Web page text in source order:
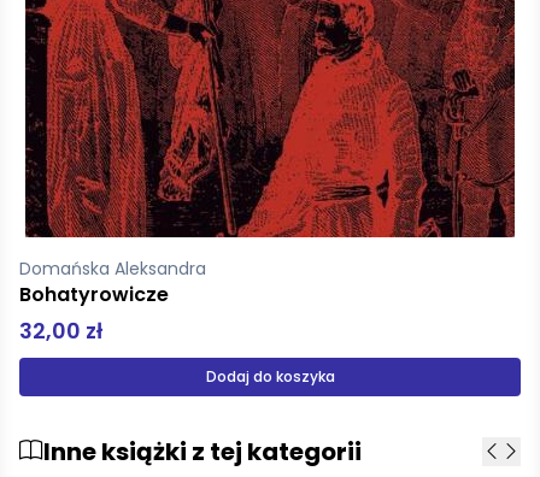
Domańska Aleksandra
Ulica Pogodna tw śk
14,99 zł
Produkt niedostępny
Inne książki z tej kategorii